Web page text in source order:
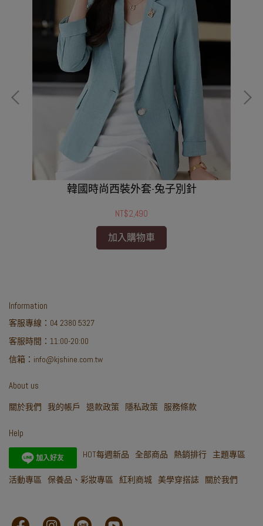
韓國時尚西裝外套-兔子別針
NT$2,490
加入購物車
Information
客服專線：04 2380 5327
客服時間：11:00-20:00
信箱：info@kjshine.com.tw
About us
關於我們 我的帳戶 退款政策 隱私政策 服務條款
Help
HOT每週新品 全部商品 熱銷排行 主題專區
活動專區 保養品、彩妝專區 紅利商城 美學穿搭誌 關於我們